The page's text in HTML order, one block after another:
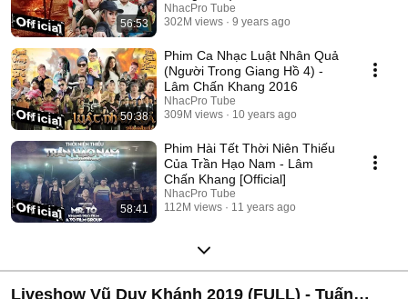
56:53
Khang 2017
NhacPro Tube
302M views
9 years ago
50:38
Phim Ca Nhạc Luật Nhân Quả
(Người Trong Giang Hồ 4) -
Lâm Chấn Khang 2016
NhacPro Tube
309M views
10 years ago
58:41
Phim Hài Tết Thời Niên Thiếu
Của Trần Hạo Nam - Lâm
Chấn Khang [Official]
NhacPro Tube
112M views
11 years ago
Liveshow Vũ Duy Khánh 2019 (FULL) - Tuấn